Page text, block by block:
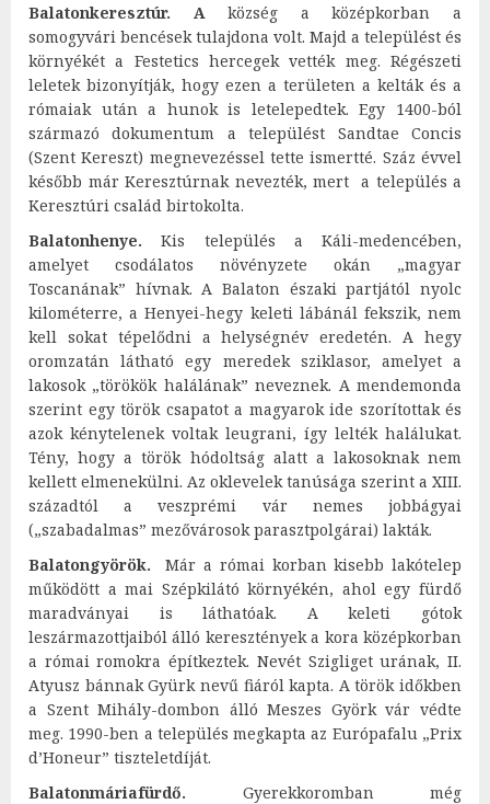
Balatonkeresztúr. A község a középkorban a
somogyvári bencések tulajdona volt. Majd a települést és
környékét a Festetics hercegek vették meg. Régészeti
leletek bizonyítják, hogy ezen a területen a kelták és a
rómaiak után a hunok is letelepedtek. Egy 1400-ból
származó dokumentum a települést Sandtae Concis
(Szent Kereszt) megnevezéssel tette ismertté. Száz évvel
később már Keresztúrnak nevezték, mert a település a
Keresztúri család birtokolta.
Balatonhenye.Kis település a Káli-medencében,
amelyet csodálatos növényzete okán „magyar
Toscanának” hívnak. A Balaton északi partjától nyolc
kilométerre, a Henyei-hegy keleti lábánál fekszik, nem
kell sokat tépelődni a helységnév eredetén. A hegy
oromzatán látható egy meredek sziklasor, amelyet a
lakosok „törökök halálának” neveznek. A mendemonda
szerint egy török csapatot a magyarok ide szorítottak és
azok kénytelenek voltak leugrani, így lelték halálukat.
Tény, hogy a török hódoltság alatt a lakosoknak nem
kellett elmenekülni. Az oklevelek tanúsága szerint a XIII.
századtól a veszprémi vár nemes jobbágyai
(„szabadalmas” mezővárosok parasztpolgárai) lakták.
Balatongyörök.Már a római korban kisebb lakótelep
működött a mai Szépkilátó környékén, ahol egy fürdő
maradványai is láthatóak. A keleti gótok
leszármazottjaiból álló keresztények a kora középkorban
a római romokra építkeztek. Nevét Szigliget urának, II.
Atyusz bánnak Gyürk nevű fiáról kapta. A török időkben
a Szent Mihály-dombon álló Meszes Györk vár védte
meg. 1990-ben a település megkapta az Európafalu „Prix
d’Honeur” tiszteletdíját.
Balatonmáriafürdő. Gyerekkoromban még